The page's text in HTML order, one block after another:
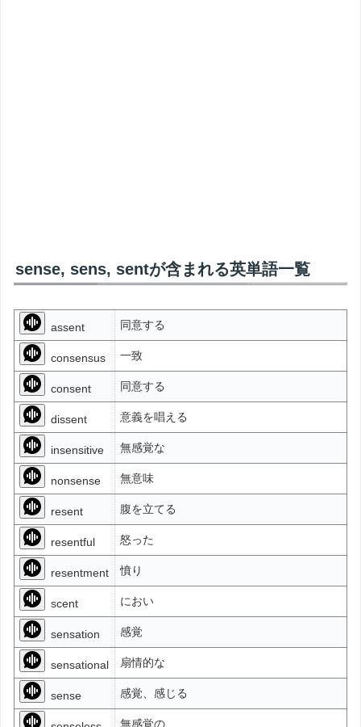
sense, sens, sentが含まれる英単語一覧
assent 同意する
consensus 一致
consent 同意する
dissent 意義を唱える
insensitive 無感覚な
nonsense 無意味
resent 腹を立てる
resentful 怒った
resentment 憤り
scent におい
sensation 感覚
sensational 扇情的な
sense 感覚、感じる
無感覚の